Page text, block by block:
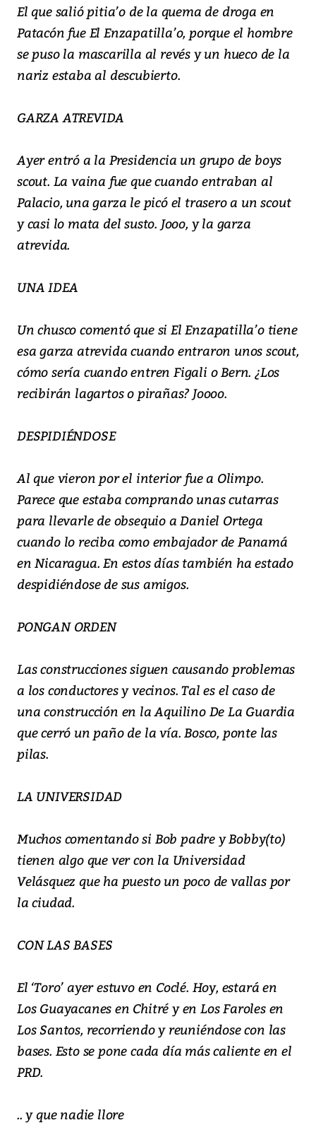
El que salió pitia’o de la quema de droga en
Patacón fue El Enzapatilla’o, porque el hombre
se puso la mascarilla al revés y un hueco de la
nariz estaba al descubierto.
GARZA ATREVIDA
Ayer entró a la Presidencia un grupo de boys
scout. La vaina fue que cuando entraban al
Palacio, una garza le picó el trasero a un scout
y casi lo mata del susto. Jooo, y la garza
atrevida.
UNA IDEA
Un chusco comentó que si El Enzapatilla’o tiene
esa garza atrevida cuando entraron unos scout,
cómo sería cuando entren Figali o Bern. ¿Los
recibirán lagartos o pirañas? Joooo.
DESPIDIÉNDOSE
Al que vieron por el interior fue a Olimpo.
Parece que estaba comprando unas cutarras
para llevarle de obsequio a Daniel Ortega
cuando lo reciba como embajador de Panamá
en Nicaragua. En estos días también ha estado
despidiéndose de sus amigos.
PONGAN ORDEN
Las construcciones siguen causando problemas
a los conductores y vecinos. Tal es el caso de
una construcción en la Aquilino De La Guardia
que cerró un paño de la vía. Bosco, ponte las
pilas.
LA UNIVERSIDAD
Muchos comentando si Bob padre y Bobby(to)
tienen algo que ver con la Universidad
Velásquez que ha puesto un poco de vallas por
la ciudad.
CON LAS BASES
El ‘Toro’ ayer estuvo en Coclé. Hoy, estará en
Los Guayacanes en Chitré y en Los Faroles en
Los Santos, recorriendo y reuniéndose con las
bases. Esto se pone cada día más caliente en el
PRD.
.. y que nadie llore